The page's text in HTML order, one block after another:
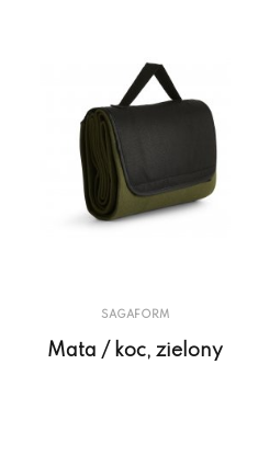
SAGAFORM
Mata / koc, zielony